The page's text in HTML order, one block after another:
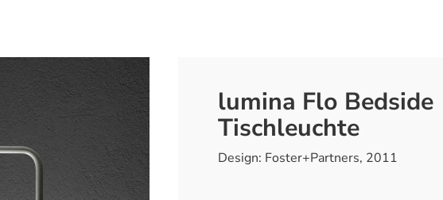
lumina Flo Bedside
Tischleuchte
Design: Foster+Partners, 2011